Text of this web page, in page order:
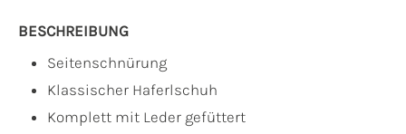
BESCHREIBUNG
Seitenschnürung
Klassischer Haferlschuh
Komplett mit Leder gefüttert